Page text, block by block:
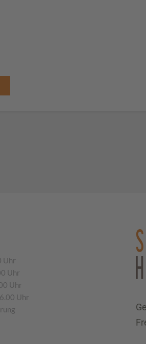
Uhr
Uhr
Uhr
Uhr